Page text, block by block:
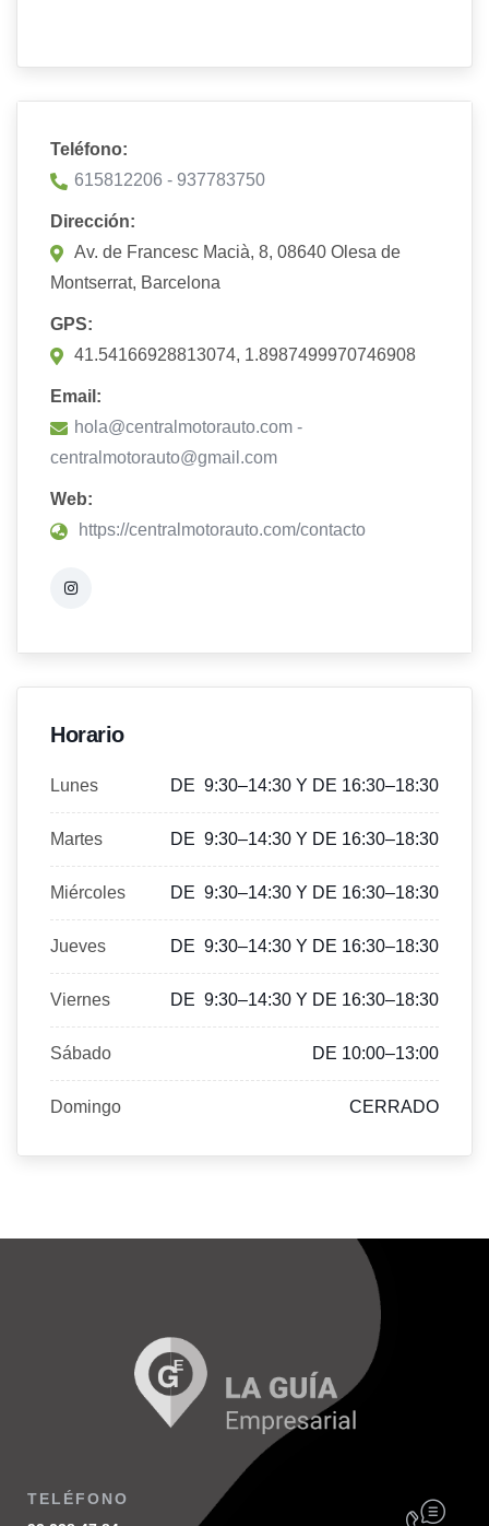
Teléfono:
615812206 - 937783750
Dirección:
Av. de Francesc Macià, 8, 08640 Olesa de
Montserrat, Barcelona
GPS:
41.54166928813074, 1.8987499970746908
Email:
hola@centralmotorauto.com -
centralmotorauto@gmail.com
Web:
https://centralmotorauto.com/contacto
Horario
Lunes DE 9:30–14:30 Y DE 16:30–18:30
Martes DE 9:30–14:30 Y DE 16:30–18:30
Miércoles DE 9:30–14:30 Y DE 16:30–18:30
Jueves DE 9:30–14:30 Y DE 16:30–18:30
Viernes DE 9:30–14:30 Y DE 16:30–18:30
Sábado DE 10:00–13:00
Domingo CERRADO
TELÉFONO